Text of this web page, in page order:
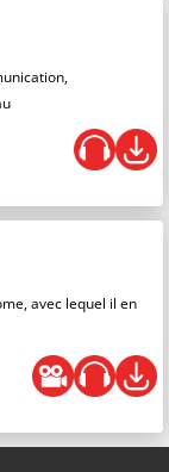
avec lequel il en